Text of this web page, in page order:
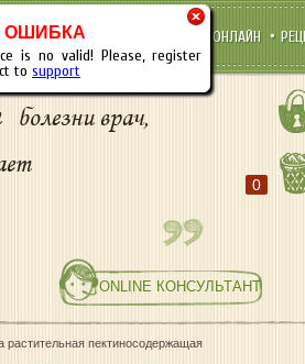
ОШИБКА
is no valid! Please, register
to support
ПОКУПАТЕЛЯМ КУПИТЬ ОНЛАЙН
болезни врач,
0
ONLINE КОНСУЛЬТАНТ
растительная пектиносодержащая